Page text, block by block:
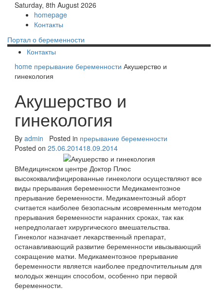
Saturday, 8th August 2026
homepage
Контакты
Портал о беременности
Контакты
home прерывание беременности Акушерство и
гинекология
Акушерство и
гинекология
By admin Posted in прерывание беременности
Posted on 25.06.201418.09.2014
ВМедицинском центре Доктор Плюс
высококвалифицированные гинекологи осуществляют все
виды прерывания беременности Медикаментозное
прерывание беременности. Медикаментозный аборт
считается наиболее безопасным исовременным методом
прерывания беременности наранних сроках, так как
непредполагает хирургического вмешательства.
Гинеколог назначает лекарственный препарат,
останавливающий развитие беременности ивызывающий
сокращение матки. Медикаментозное прерывание
беременности является наиболее предпочтительным для
молодых женщин способом, особенно при первой
беременности.